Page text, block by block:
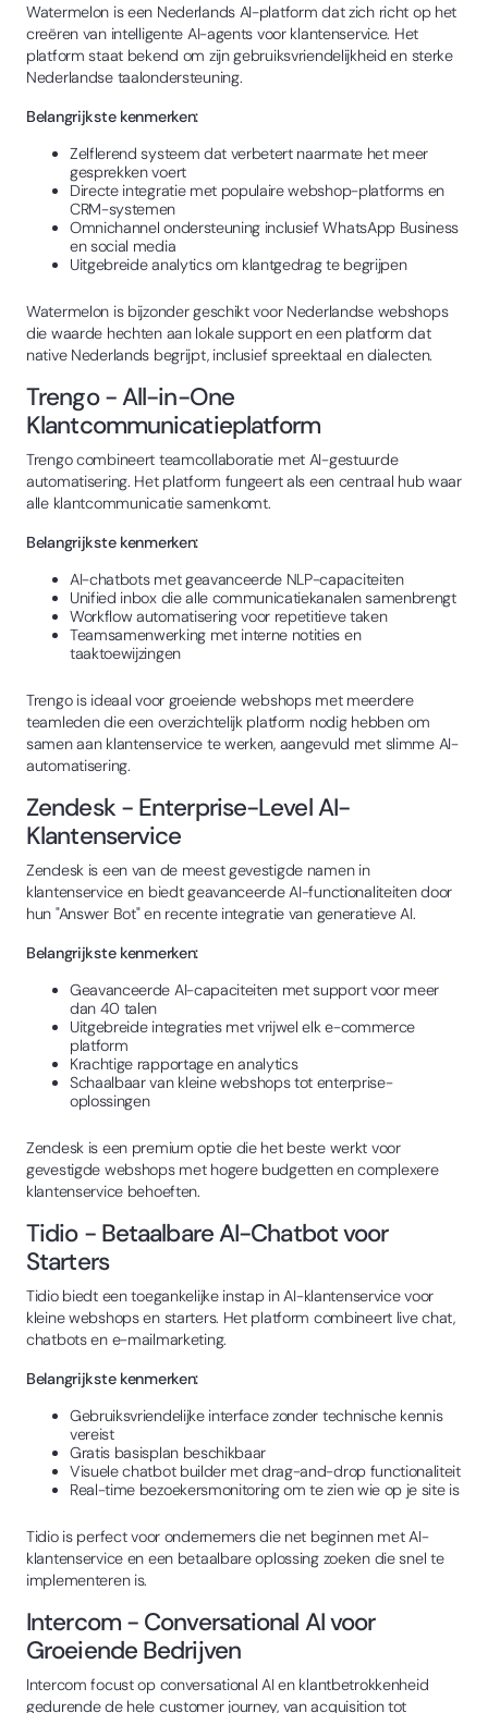
Watermelon is een Nederlands AI-platform dat zich richt op het
creëren van intelligente AI-agents voor klantenservice. Het
platform staat bekend om zijn gebruiksvriendelijkheid en sterke
Nederlandse taalondersteuning.
Belangrijkste kenmerken:
Zelflerend systeem dat verbetert naarmate het meer
gesprekken voert
Directe integratie met populaire webshop-platforms en
CRM-systemen
Omnichannel ondersteuning inclusief WhatsApp Business
en social media
Uitgebreide analytics om klantgedrag te begrijpen
Watermelon is bijzonder geschikt voor Nederlandse webshops
die waarde hechten aan lokale support en een platform dat
native Nederlands begrijpt, inclusief spreektaal en dialecten.
Trengo - All-in-One
Klantcommunicatieplatform
Trengo combineert teamcollaboratie met AI-gestuurde
automatisering. Het platform fungeert als een centraal hub waar
alle klantcommunicatie samenkomt.
Belangrijkste kenmerken:
AI-chatbots met geavanceerde NLP-capaciteiten
Unified inbox die alle communicatiekanalen samenbrengt
Workflow automatisering voor repetitieve taken
Teamsamenwerking met interne notities en
taaktoewijzingen
Trengo is ideaal voor groeiende webshops met meerdere
teamleden die een overzichtelijk platform nodig hebben om
samen aan klantenservice te werken, aangevuld met slimme AI-
automatisering.
Zendesk - Enterprise-Level AI-
Klantenservice
Zendesk is een van de meest gevestigde namen in
klantenservice en biedt geavanceerde AI-functionaliteiten door
hun "Answer Bot" en recente integratie van generatieve AI.
Belangrijkste kenmerken:
Geavanceerde AI-capaciteiten met support voor meer
dan 40 talen
Uitgebreide integraties met vrijwel elk e-commerce
platform
Krachtige rapportage en analytics
Schaalbaar van kleine webshops tot enterprise-
oplossingen
Zendesk is een premium optie die het beste werkt voor
gevestigde webshops met hogere budgetten en complexere
klantenservice behoeften.
Tidio - Betaalbare AI-Chatbot voor
Starters
Tidio biedt een toegankelijke instap in AI-klantenservice voor
kleine webshops en starters. Het platform combineert live chat,
chatbots en e-mailmarketing.
Belangrijkste kenmerken:
Gebruiksvriendelijke interface zonder technische kennis
vereist
Gratis basisplan beschikbaar
Visuele chatbot builder met drag-and-drop functionaliteit
Real-time bezoekersmonitoring om te zien wie op je site is
Tidio is perfect voor ondernemers die net beginnen met AI-
klantenservice en een betaalbare oplossing zoeken die snel te
implementeren is.
Intercom - Conversational AI voor
Groeiende Bedrijven
Intercom focust op conversational AI en klantbetrokkenheid
gedurende de hele customer journey, van acquisition tot